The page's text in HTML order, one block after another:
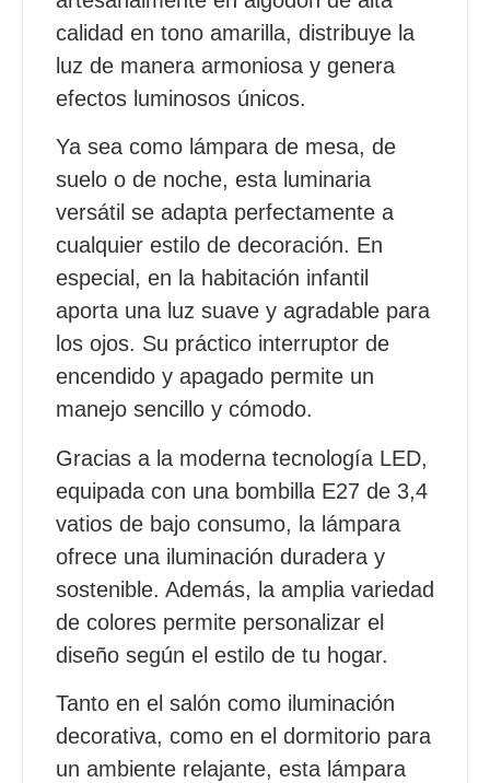
calidad en tono amarilla, distribuye la
luz de manera armoniosa y genera
efectos luminosos únicos.
Ya sea como lámpara de mesa, de
suelo o de noche, esta luminaria
versátil se adapta perfectamente a
cualquier estilo de decoración. En
especial, en la habitación infantil
aporta una luz suave y agradable para
los ojos. Su práctico interruptor de
encendido y apagado permite un
manejo sencillo y cómodo.
Gracias a la moderna tecnología LED,
equipada con una bombilla E27 de 3,4
vatios de bajo consumo, la lámpara
ofrece una iluminación duradera y
sostenible. Además, la amplia variedad
de colores permite personalizar el
diseño según el estilo de tu hogar.
Tanto en el salón como iluminación
decorativa, como en el dormitorio para
un ambiente relajante, esta lámpara